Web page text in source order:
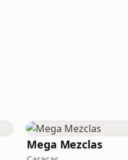
Mega Mezclas